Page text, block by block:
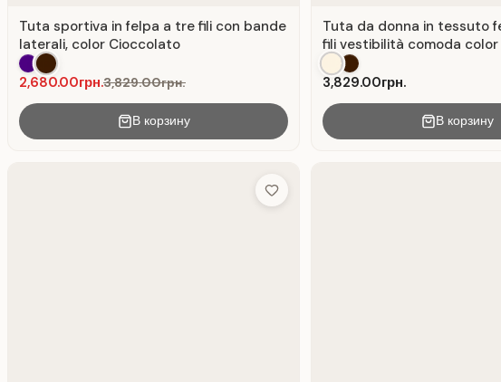
Tuta sportiva in felpa a tre fili con bande
laterali, color Cioccolato
2,680.00грн.3,829.00грн.
В корзину
Tuta da donna in tessuto
fili vestibilità comoda color
3,829.00грн.
В корзину
Add to Wish List